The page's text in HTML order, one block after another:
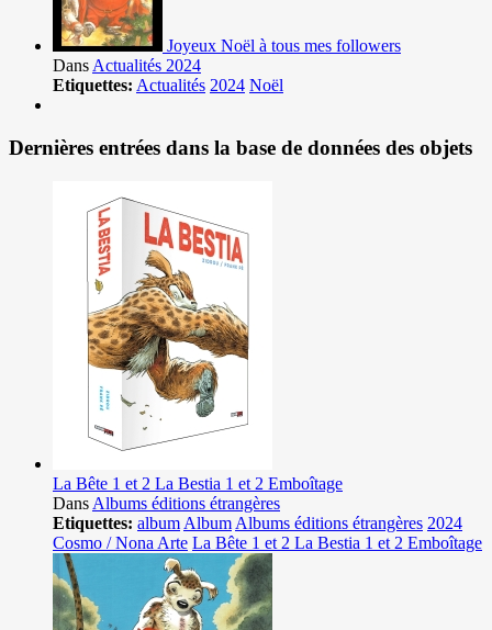
Joyeux Noël à tous mes followers
Dans Actualités 2024
Etiquettes: Actualités 2024 Noël
Dernières entrées dans la base de données des objets
La Bête 1 et 2 La Bestia 1 et 2 Emboîtage
Dans Albums éditions étrangères
Etiquettes: album Album Albums éditions étrangères 2024
Cosmo / Nona Arte La Bête 1 et 2 La Bestia 1 et 2 Emboîtage